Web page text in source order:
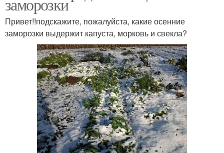
Привет!!подскажите, пожалуйста, какие осенние
заморозки выдержит капуста, морковь и свекла?